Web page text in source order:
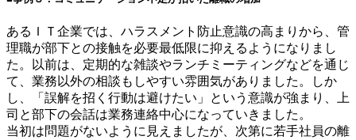
あるＩＴ企業では、ハラスメント防止意識の高まりから、管
理職が部下との接触を必要最低限に抑えるようになりまし
た。以前は、定期的な雑談やランチミーティングなどを通じ
て、業務以外の相談もしやすい雰囲気がありました。しか
し、「誤解を招く行動は避けたい」という意識が強まり、上
司と部下の会話は業務連絡中心になっていきました。
当初は問題がないように見えましたが、次第に若手社員の離